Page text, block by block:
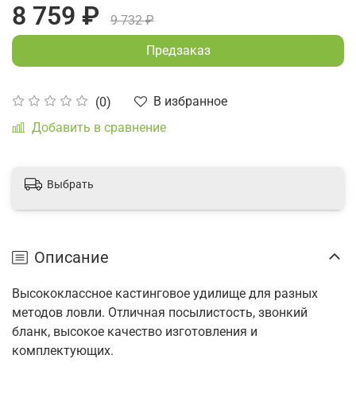
(0)
В избранное
Добавить в сравнение
8 759 ₽
9 732 ₽
Предзаказ
Выбрать
Описание
Высококлассное кастинговое удилище для разных
методов ловли. Отличная посылистость, звонкий
бланк, высокое качество изготовления и
комплектующих.